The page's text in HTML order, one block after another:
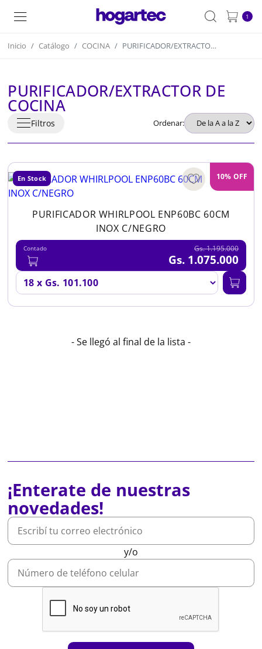
1
Inicio Catálogo COCINA PURIFICADOR/EXTRACTOR DE COCINA
PURIFICADOR/EXTRACTOR DE
COCINA
Filtros Ordenar:
10% OFF
En Stock
PURIFICADOR WHIRLPOOL ENP60BC 60CM
INOX C/NEGRO
Contado Gs. 1.195.000
Gs. 1.075.000
- Se llegó al final de la lista -
¡Enterate de nuestras
novedades!
y/o